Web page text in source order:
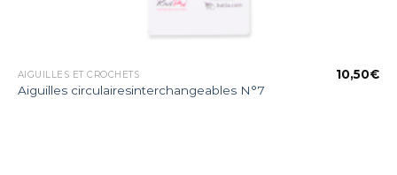
AIGUILLES ET CROCHETS
Aiguilles circulairesinterchangeables N°7
10,50€